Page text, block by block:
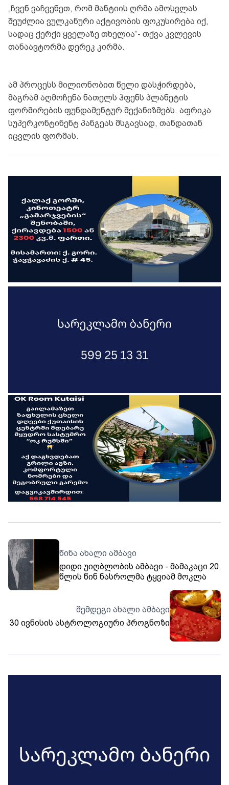
„ჩვენ ვაჩვენეთ, რომ მანტიის ღრმა ამოსვლას
შეუძლია ვულკანური აქტივობის ფოკუსირება იქ,
სადაც ქერქი ყველაზე თხელია“- თქვა კვლევის
თანაავტორმა დერეკ კირმა.
ამ პროცესს მილიონობით წელი დასჭირდება,
მაგრამ აღმოჩენა ნათელს ჰფენს პლანეტის
ფორმირების ფუნდამენტურ მექანიზმებს. აფრიკა
სუპერკონტინენტ პანგეას მსგავსად, თანდათან
იცვლის ფორმას.
წინა ახალი ამბავი
დიდი უიღბლობის ამბავი - მამაკაცი 20
წლის წინ ნასროლმა ტყვიამ მოკლა
შემდეგი ახალი ამბავი
30 ივნისის ასტროლოგიური პროგნოზი